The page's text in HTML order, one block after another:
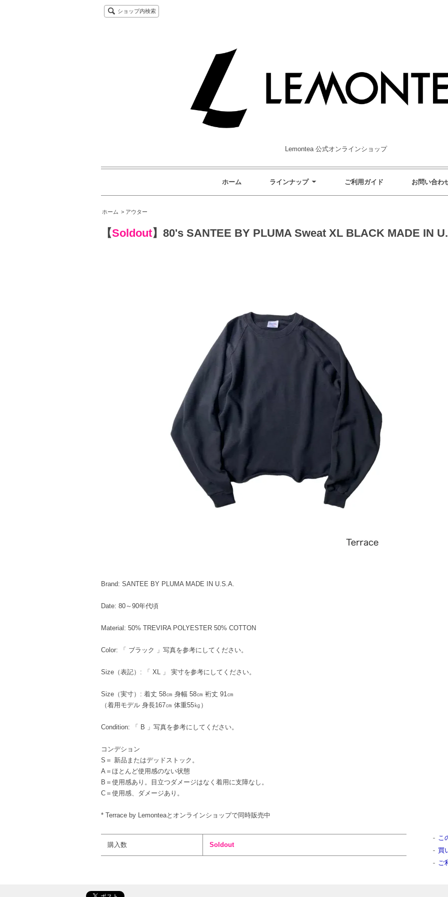
ショップ内検索
Lemontea 公式オンラインショップ
ホーム ラインナップ ご利用ガイド お問い合わ
ホーム アウター
【Soldout】 80's SANTEE BY PLUMA Sweat XL BLACK MADE IN
Brand: SANTEE BY PLUMA MADE IN U.S.A.
Date: 80～90年代頃
Material: 50% TREVIRA POLYESTER 50% COTTON
Color: 「 ブラック 」写真を参考にしてください。
Size（表記）: 「 XL 」 実寸を参考にしてください。
Size（実寸）: 着丈 58㎝ 身幅 58㎝ 裄丈 91㎝
（着用モデル 身長167㎝ 体重55㎏）
Condition: 「 B 」写真を参考にしてください。
コンデション
S＝ 新品またはデッドストック。
A＝ほとんど使用感のない状態
B＝使用感あり。目立つダメージはなく着用に支障なし。
C＝使用感、ダメージあり。
* Terrace by Lemonteaとオンラインショップで同時販売中
購入数 Soldout
こ
買
ご